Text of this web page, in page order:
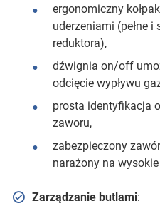
ergonomiczny
uderzeniami (pełne i
reduktora),
dźwignia on/off
odcięcie wypływu
prosta identyfikacja
zaworu,
zabezpieczony
narażony na
Zarządzanie butlami: